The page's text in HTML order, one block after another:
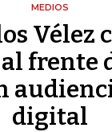
MEDIOS
Vélez
frente
digital